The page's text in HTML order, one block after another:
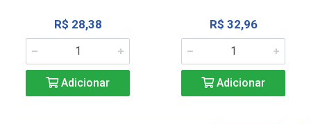
R$ 28,38
Adicionar
R$ 32,96
Adicionar